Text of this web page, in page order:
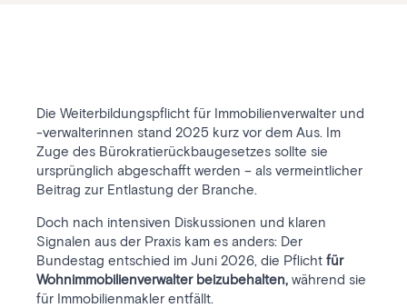
Die Weiterbildungspflicht für Immobilienverwalter und
-verwalterinnen stand 2025 kurz vor dem Aus. Im
Zuge des Bürokratierückbaugesetzes sollte sie
ursprünglich abgeschafft werden – als vermeintlicher
Beitrag zur Entlastung der Branche.
Doch nach intensiven Diskussionen und klaren
Signalen aus der Praxis kam es anders: Der
Bundestag entschied im Juni 2026, die Pflicht für
Wohnimmobilienverwalter beizubehalten, während sie
für Immobilienmakler entfällt.